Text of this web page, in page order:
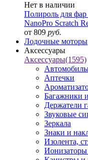
Нет в наличии
Полироль для фар
NanoPro Scratch
от 809 руб.
Лодочные моторы
Аксессуары
Аксессуары(1595)
Аптечки
Багажники
Держатели
Звуковые
Зеркала
Знаки и
Изолента,